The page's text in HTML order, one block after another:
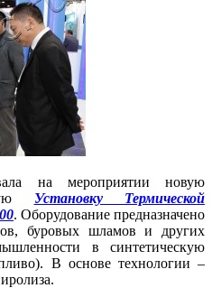
на мероприятии новую
Установку Термической
. Оборудование предназначено
буровых шламов и других
в синтетическую
В основе технологии –